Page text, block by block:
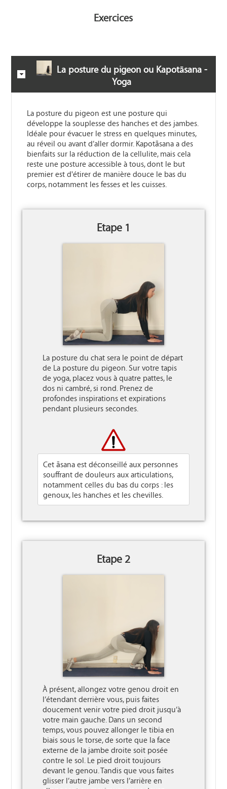
Exercices
La posture du pigeon ou Kapotāsana -
Yoga
La posture du pigeon est une posture qui
développe la souplesse des hanches et des jambes.
Idéale pour évacuer le stress en quelques minutes,
au réveil ou avant d’aller dormir. Kapotāsana a des
bienfaits sur la réduction de la cellulite, mais cela
reste une posture accessible à tous, dont le but
premier est d'étirer de manière douce le bas du
corps, notamment les fesses et les cuisses.
Etape 1
La posture du chat sera le point de départ
de La posture du pigeon. Sur votre tapis
de yoga, placez vous à quatre pattes, le
dos ni cambré, si rond. Prenez de
profondes inspirations et expirations
pendant plusieurs secondes.
Cet āsana est déconseillé aux personnes
souffrant de douleurs aux articulations,
notamment celles du bas du corps : les
genoux, les hanches et les chevilles.
Etape 2
À présent, allongez votre genou droit en
l’étendant derrière vous, puis faites
doucement venir votre pied droit jusqu’à
votre main gauche. Dans un second
temps, vous pouvez allonger le tibia en
biais sous le torse, de sorte que la face
externe de la jambe droite soit posée
contre le sol. Le pied droit toujours
devant le genou. Tandis que vous faites
glisser l’autre jambe vers l’arrière en